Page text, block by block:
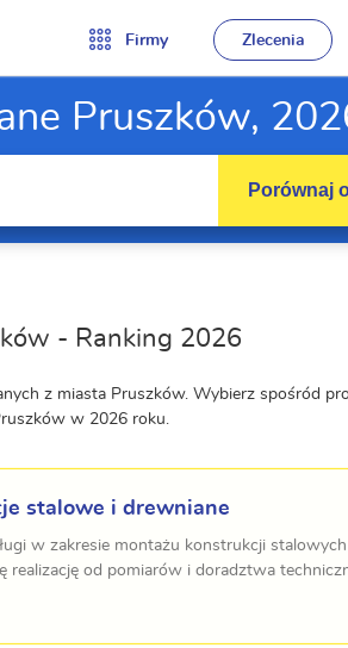
Firmy Zlecenia
Pruszków,
Porównaj
- Ranking 2026
z miasta Pruszków. Wybierz spośród
w 2026 roku.
stalowe i drewniane
w zakresie montażu konstrukcji
realizację od pomiarów i doradztwa